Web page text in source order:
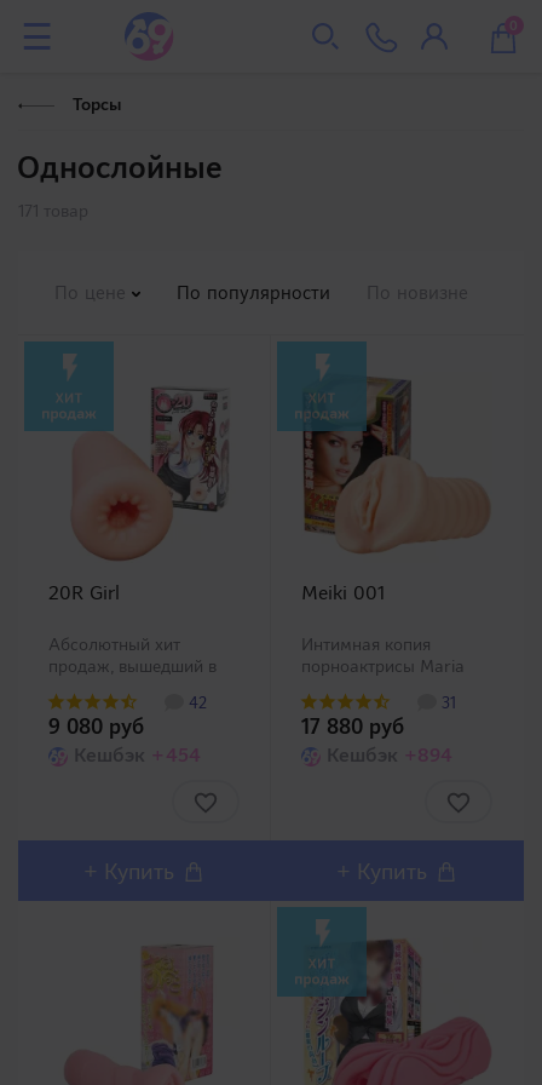
0
Торсы
Однослойные
171 товар
По цене По популярности По новизне
20R Girl
Абсолютный хит
продаж, вышедший в
быстро получил
признание покупателей
и стал бестселлером
"возрастных"
мастурбаторов, модели
которой..
42
9 080 руб
Кешбэк +454
+ Купить
Meiki 001
Интимная копия
порноактрисы Maria
Вашему вниманию
первую и одну из
самых популярных
Syoumei. Искусственные
влагалища этой
линейки воссозд..
31
17 880 руб
Кешбэк +894
+ Купить